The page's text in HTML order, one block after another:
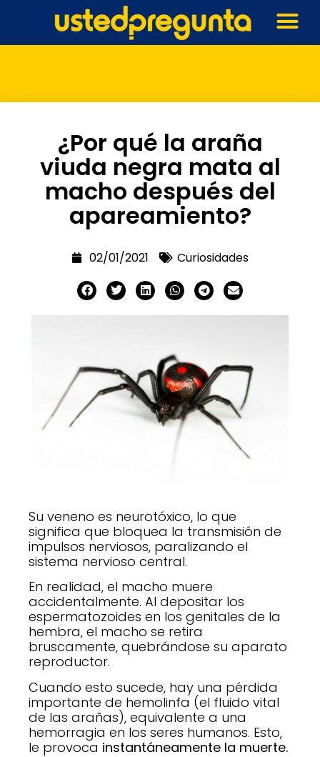
¿Por qué la araña
viuda negra mata al
macho después del
apareamiento?
02/01/2021 Curiosidades
Su veneno es neurotóxico, lo que
significa que bloquea la transmisión de
impulsos nerviosos, paralizando el
sistema nervioso central.
En realidad, el macho muere
accidentalmente. Al depositar los
espermatozoides en los genitales de la
hembra, el macho se retira
bruscamente, quebrándose su aparato
reproductor.
Cuando esto sucede, hay una pérdida
importante de hemolinfa (el fluido vital
de las arañas), equivalente a una
hemorragia en los seres humanos. Esto,
le provoca instantáneamente la muerte.